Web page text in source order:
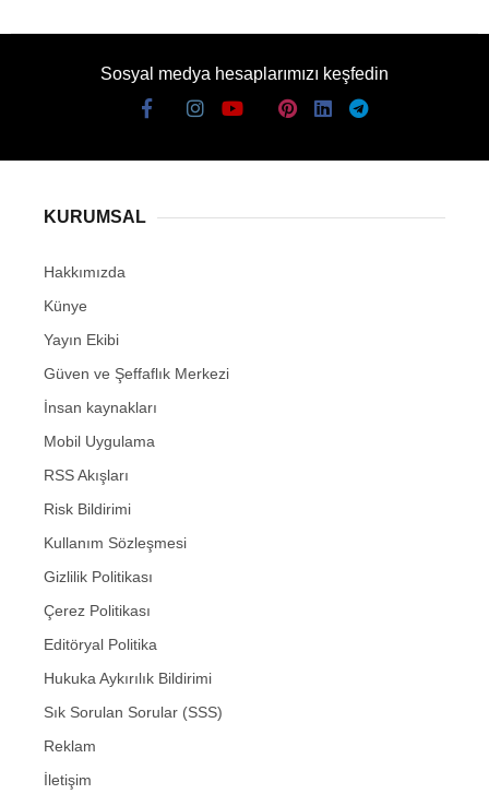
Sosyal medya hesaplarımızı keşfedin
KURUMSAL
Hakkımızda
Künye
Yayın Ekibi
Güven ve Şeffaflık Merkezi
İnsan kaynakları
Mobil Uygulama
RSS Akışları
Risk Bildirimi
Kullanım Sözleşmesi
Gizlilik Politikası
Çerez Politikası
Editöryal Politika
Hukuka Aykırılık Bildirimi
Sık Sorulan Sorular (SSS)
Reklam
İletişim